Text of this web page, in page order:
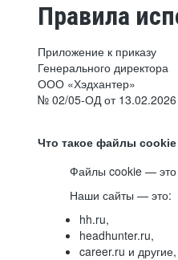
Правила
Приложение к приказу
Генерального директора
ООО «Хэдхантер»
№ 02/05-ОД от 13.02.2026
Что такое файлы cookie
Файлы cookie — это
Наши сайты — это:
hh.ru,
headhunter.ru,
career.ru и